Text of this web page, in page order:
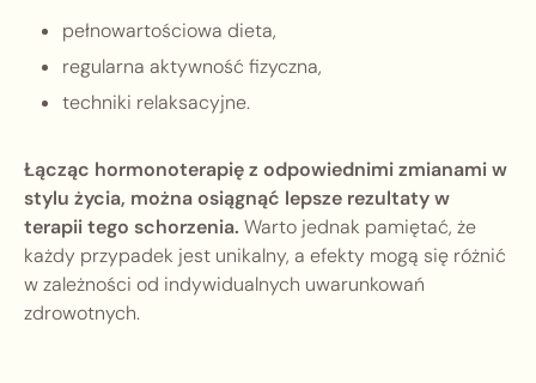
pełnowartościowa dieta,
regularna aktywność fizyczna,
techniki relaksacyjne.
Łącząc hormonoterapię z odpowiednimi zmianami w
stylu życia, można osiągnąć lepsze rezultaty w
terapii tego schorzenia. Warto jednak pamiętać, że
każdy przypadek jest unikalny, a efekty mogą się różnić
w zależności od indywidualnych uwarunkowań
zdrowotnych.